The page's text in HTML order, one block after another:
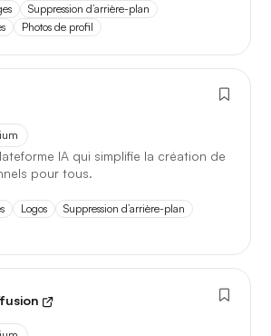
Suppression d’arrière-plan
Photos de profil
IA qui simplifie la création de
pour tous.
Logos
Suppression d’arrière-plan